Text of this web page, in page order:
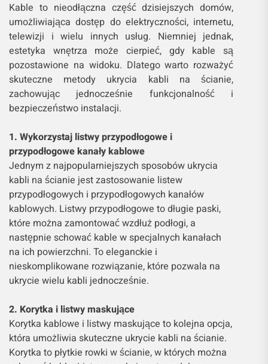
Kable to nieodłączna część dzisiejszych domów,
umożliwiająca dostęp do elektryczności, internetu,
telewizji i wielu innych usług. Niemniej jednak,
estetyka wnętrza może cierpieć, gdy kable są
pozostawione na widoku. Dlatego warto rozważyć
skuteczne metody ukrycia kabli na ścianie,
zachowując jednocześnie funkcjonalność i
bezpieczeństwo instalacji.
1. Wykorzystaj listwy przypodłogowe i
przypodłogowe kanały kablowe
Jednym z najpopularniejszych sposobów ukrycia
kabli na ścianie jest zastosowanie listew
przypodłogowych i przypodłogowych kanałów
kablowych. Listwy przypodłogowe to długie paski,
które można zamontować wzdłuż podłogi, a
następnie schować kable w specjalnych kanałach
na ich powierzchni. To eleganckie i
nieskomplikowane rozwiązanie, które pozwala na
ukrycie wielu kabli jednocześnie.
2. Korytka i listwy maskujące
Korytka kablowe i listwy maskujące to kolejna opcja,
która umożliwia skuteczne ukrycie kabli na ścianie.
Korytka to płytkie rowki w ścianie, w których można